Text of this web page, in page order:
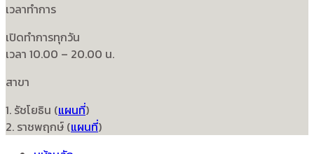
เวลาทำการ
เปิดทำการทุกวัน
เวลา 10.00 – 20.00 น.
สาขา
1. รัชโยธิน (แผนที่)
2. ราชพฤกษ์ (แผนที่)